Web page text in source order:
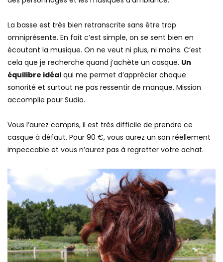
La basse est très bien retranscrite sans être trop
omniprésente. En fait c’est simple, on se sent bien en
écoutant la musique. On ne veut ni plus, ni moins. C’est
cela que je recherche quand j’achète un casque. Un
équilibre idéal qui me permet d’apprécier chaque
sonorité et surtout ne pas ressentir de manque. Mission
accomplie pour Sudio.
Vous l’aurez compris, il est très difficile de prendre ce
casque à défaut. Pour 90 €, vous aurez un son réellement
impeccable et vous n’aurez pas à regretter votre achat.